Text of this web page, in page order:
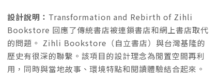
設計說明： Transformation and Rebirth of Zihli
Bookstore 回應了傳統書店被連鎖書店和網上書店取代
的問題。 Zihli Bookstore（自立書店）與台灣基隆的
歷史有很深的聯繫。該項目的設計理念為閒置空間再利
用，同時與當地故事、環境特點和閱讀體驗結合起來。